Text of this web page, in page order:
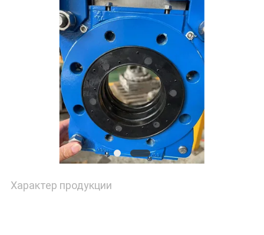
НОВОСТИ
ЗАПРОСИТЕ
ЦИТАТУ
САЙТА
Характер продукции